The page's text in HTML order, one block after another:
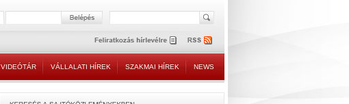
VIDEÓTÁR VÁLLALATI HÍREK SZAKMAI HÍREK NEWS